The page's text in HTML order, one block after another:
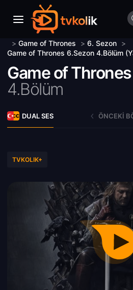
> Game of Thrones > 6. Sezon >
Game of Thrones 6.Sezon 4.Bölüm
Game of Thrones
4.Bölüm
DUAL SES ÖNCEKI
TVKOLIK+